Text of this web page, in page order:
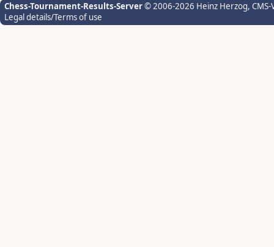
Chess-Tournament-Results-Server© 2006-2026 Heinz Herzog,
Legal details/Terms of use